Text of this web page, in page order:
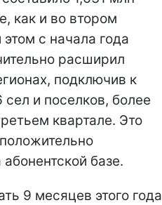
как и во втором
с начала года
расширил
подключив к
сел и поселков, более
квартале. Это
абонентской базе.
9 месяцев этого года